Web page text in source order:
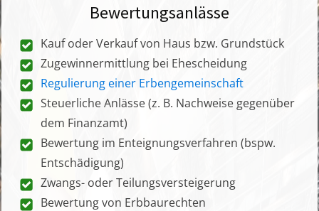
Bewertungsanlässe
Kauf oder Verkauf von Haus bzw. Grundstück
Zugewinnermittlung bei Ehescheidung
Regulierung einer Erbengemeinschaft
Steuerliche Anlässe (z. B. Nachweise gegenüber
dem Finanzamt)
Bewertung im Enteignungsverfahren (bspw.
Entschädigung)
Zwangs- oder Teilungsversteigerung
Bewertung von Erbbaurechten